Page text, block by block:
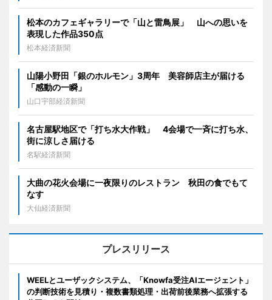
松本のカフェギャラリーで「山と雷鳥展」 山への思いを
表現した作品350点
松本経済新聞
山陽小野田「銀のホルモン」3周年 美容師店主が届ける
「感動の一瞬」
山口宇部経済新聞
名古屋駅地区で「打ち水大作戦」 4会場で一斉に打ち水、
街に涼しさ届ける
名駅経済新聞
大曲の花火会場に一夜限りのレストラン 秋田の食でもて
なす
大仙経済新聞
プレスリリース
WEELとユーザックシステム、「Knowfa受注AIエージェント」
の判断技術を見積り・複数書類処理・出荷前後業務へ拡張する